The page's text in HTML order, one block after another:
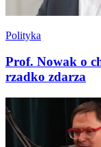
Polityka
Prof. Nowak o
rzadko zdarza